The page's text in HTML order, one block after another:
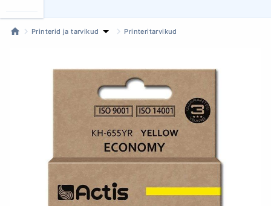
Printerid ja tarvikud Printeritarvikud